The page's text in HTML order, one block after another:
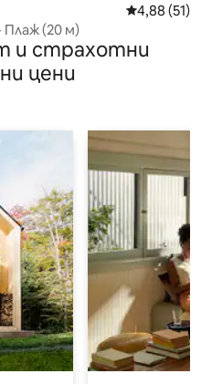
Средна
4,88 (51)
Плаж (20 м)
и страхотни
цени